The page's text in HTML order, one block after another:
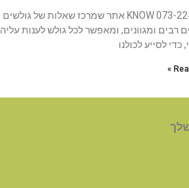
073-2240000 KNOW אתר שמרכז שאלות של גולשים
רבים ומגוונים, ומאפשר לכל גולש לענות
כדי לסייע לכולנו